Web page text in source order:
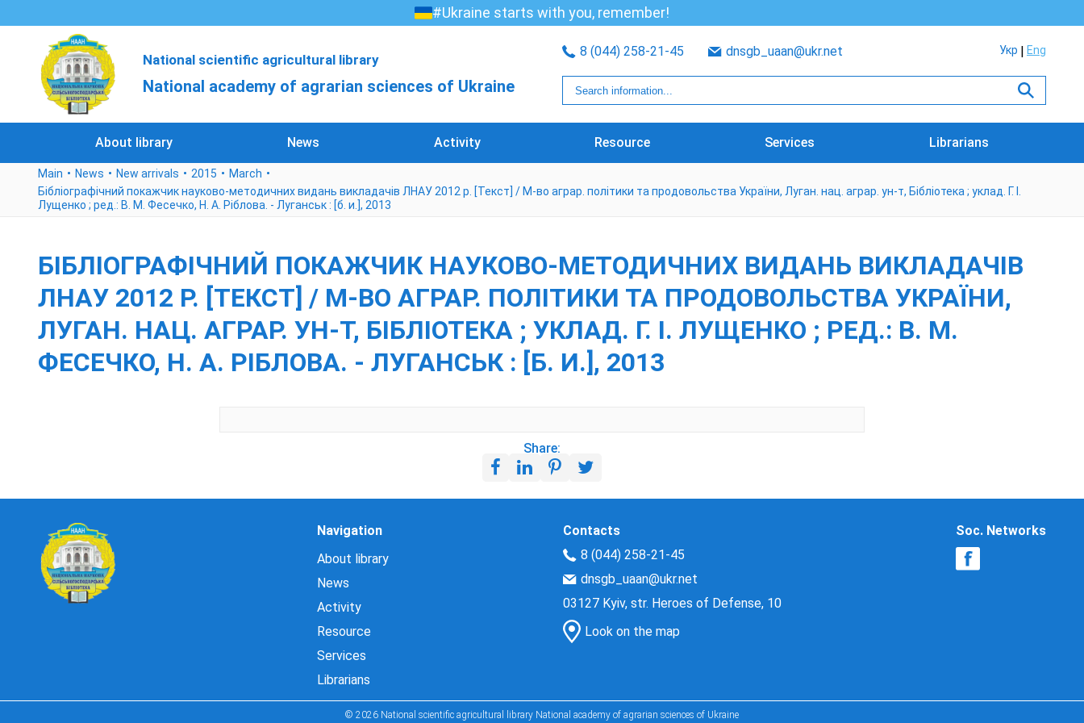
#Ukraine starts with you, remember!
National scientific agricultural library
National academy of agrarian sciences of Ukraine
8 (044) 258-21-45 dnsgb_uaan@ukr.net Укр Eng
About library News Activity Resource Services Librarians
Main News New arrivals 2015
March
Бібліографічний покажчик науково-методичних видань викладачів ЛНАУ 2012 р. [Текст] / М-во аграр. політики та продовольства України, Луган. нац. аграр. ун-т, Бібліотека ; уклад. Г. І.
Лущенко ; ред.: В. М. Фесечко, Н. А. Ріблова. - Луганськ : [б. и.], 2013
БІБЛІОГРАФІЧНИЙ ПОКАЖЧИК НАУКОВО-МЕТОДИЧНИХ ВИДАНЬ ВИКЛАДАЧІВ
ЛНАУ 2012 Р. [ТЕКСТ] / М-ВО АГРАР. ПОЛІТИКИ ТА ПРОДОВОЛЬСТВА УКРАЇНИ,
ЛУГАН. НАЦ. АГРАР. УН-Т, БІБЛІОТЕКА ; УКЛАД. Г. І. ЛУЩЕНКО ; РЕД.: В. М.
ФЕСЕЧКО, Н. А. РІБЛОВА. - ЛУГАНСЬК : [Б. И.], 2013
Share:
Navigation
About library
News
Activity
Resource
Services
Librarians
Contacts
8 (044) 258-21-45
dnsgb_uaan@ukr.net
03127 Kyiv, str. Heroes of Defense, 10
Look on the map
Soc. Networks
© 2026 National scientific agricultural library National academy of agrarian sciences of Ukraine